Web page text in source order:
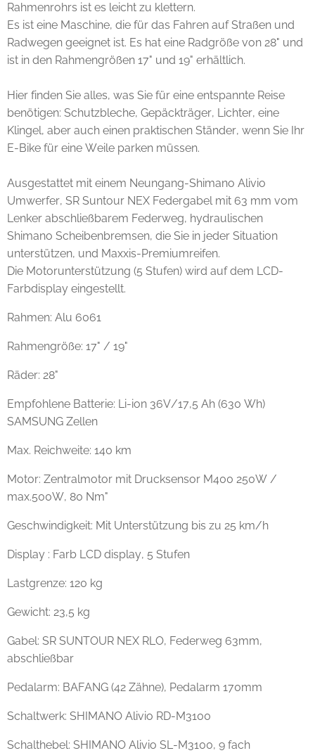
Rahmenrohrs ist es leicht zu klettern.
Es ist eine Maschine, die für das Fahren auf Straßen und
Radwegen geeignet ist. Es hat eine Radgröße von 28" und
ist in den Rahmengrößen 17" und 19" erhältlich.
Hier finden Sie alles, was Sie für eine entspannte Reise
benötigen: Schutzbleche, Gepäckträger, Lichter, eine
Klingel, aber auch einen praktischen Ständer, wenn Sie Ihr
E-Bike für eine Weile parken müssen.
Ausgestattet mit einem Neungang-Shimano Alivio
Umwerfer, SR Suntour NEX Federgabel mit 63 mm vom
Lenker abschließbarem Federweg, hydraulischen
Shimano Scheibenbremsen, die Sie in jeder Situation
unterstützen, und Maxxis-Premiumreifen.
Die Motorunterstützung (5 Stufen) wird auf dem LCD-
Farbdisplay eingestellt.
Rahmen: Alu 6061
Rahmengröße: 17" / 19"
Räder: 28"
Empfohlene Batterie: Li-ion 36V/17,5 Ah (630 Wh)
SAMSUNG Zellen
Max. Reichweite: 140 km
Motor: Zentralmotor mit Drucksensor M400 250W /
max.500W, 80 Nm"
Geschwindigkeit: Mit Unterstützung bis zu 25 km/h
Display : Farb LCD display, 5 Stufen
Lastgrenze: 120 kg
Gewicht: 23,5 kg
Gabel: SR SUNTOUR NEX RLO, Federweg 63mm,
abschließbar
Pedalarm: BAFANG (42 Zähne), Pedalarm 170mm
Schaltwerk: SHIMANO Alivio RD-M3100
Schalthebel: SHIMANO Alivio SL-M3100, 9 fach